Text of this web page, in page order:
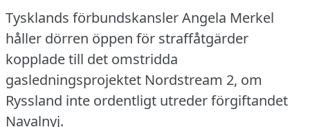
Tysklands förbundskansler Angela Merkel
håller dörren öppen för straffåtgärder
kopplade till det omstridda
gasledningsprojektet Nordstream 2, om
Ryssland inte ordentligt utreder förgiftandet
Navalnyj.